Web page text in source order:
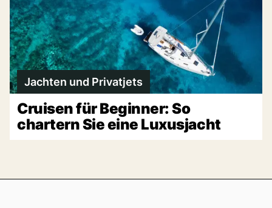
Jachten und Privatjets
Cruisen für Beginner: So
chartern Sie eine Luxusjacht